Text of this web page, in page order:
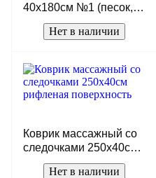
40х180см №1 (песок,
горох, пуговицы, канат)
Нет в наличии
Коврик массажный со
следочками 250х40см
рифленая поверхность
Нет в наличии